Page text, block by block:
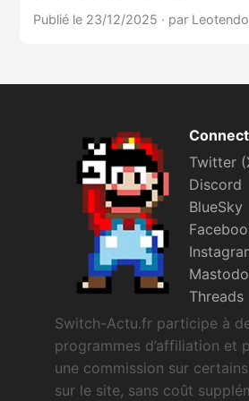
Publié le 23/12/2025 · par
Twitter
Discord
BlueSky
Threads
Switch-Actu.fr participe à
programmes d’affiliation et
une commission sur
sur le site, sans coût